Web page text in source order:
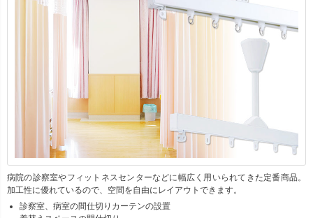
病院の診察室やフィットネスセンターなどに幅広く用いられてきた定番商品。
加工性に優れているので、空間を自由にレイアウトできます。
診察室、病室の間仕切りカーテンの設置